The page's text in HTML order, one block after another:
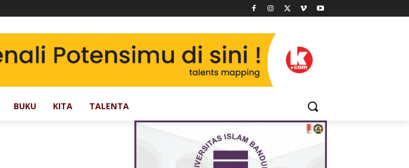
BUKU KITA TALENTA